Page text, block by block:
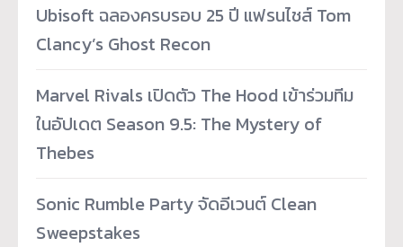
Ubisoft ฉลองครบรอบ 25 ปี แฟรนไชส์ Tom
Clancy’s Ghost Recon
Marvel Rivals เปิดตัว The Hood เข้าร่วมทีม
ในอัปเดต Season 9.5: The Mystery of
Thebes
Sonic Rumble Party จัดอีเวนต์ Clean
Sweepstakes